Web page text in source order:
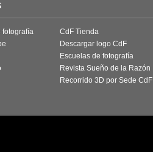
fotografía
CdF Tienda
Descargar logo CdF
Escuelas de fotografía
Revista Sueño de la Razón
Recorrido 3D por Sede CdF